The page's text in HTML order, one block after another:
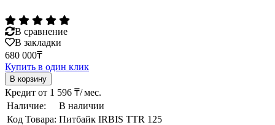
В сравнение
В закладки
680 000₸
Купить в один клик
Кредит от 1 596 ₸/ мес.
Наличие:
В наличии
Код Товара: Питбайк IRBIS TTR 125